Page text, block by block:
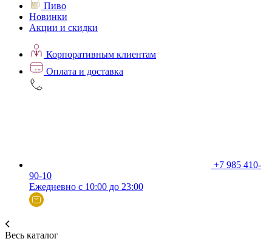
Пиво
Новинки
Акции и скидки
Корпоративным клиентам
Оплата и доставка
+7 985 410-
90-10
Ежедневно с 10:00 до 23:00
Весь каталог